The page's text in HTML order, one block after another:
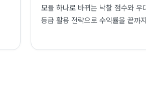
모듈 하나로 바뀌는 낙찰 점수와 우
등급 활용 전략으로 수익률을 끝까